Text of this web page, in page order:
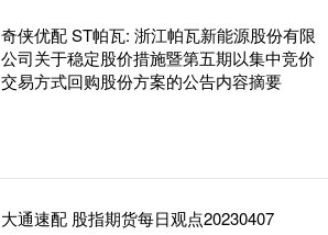
奇侠优配 ST帕瓦: 浙江帕瓦新能源股份有限
公司关于稳定股价措施暨第五期以集中竞价
交易方式回购股份方案的公告内容摘要
大通速配 股指期货每日观点20230407